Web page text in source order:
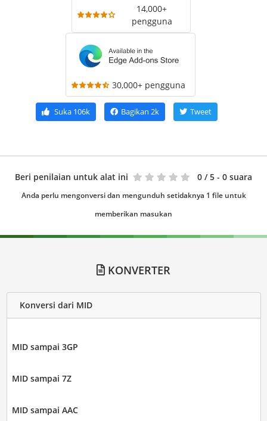
14,000+
pengguna
30,000+ pengguna
Suka106k Bagikan 2k Tweet
Beri penilaian untuk alat ini 0 / 5 - 0 suara
Anda perlu mengonversi dan mengunduh setidaknya 1 file untuk
memberikan masukan
KONVERTER
Konversi dari MID
MID sampai 3GP
MID sampai 7Z
MID sampai AAC